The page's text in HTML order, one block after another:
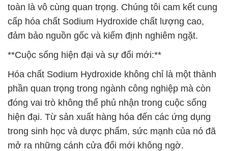
toàn là vô cùng quan trọng. Chúng tôi cam kết cung
cấp hóa chất Sodium Hydroxide chất lượng cao,
đảm bảo nguồn gốc và kiểm định nghiêm ngặt.
**Cuộc sống hiện đại và sự đổi mới:**
Hóa chất Sodium Hydroxide không chỉ là một thành
phần quan trọng trong ngành công nghiệp mà còn
đóng vai trò không thể phủ nhận trong cuộc sống
hiện đại. Từ sản xuất hàng hóa đến các ứng dụng
trong sinh học và dược phẩm, sức mạnh của nó đã
mở ra những cánh cửa đổi mới không ngờ.